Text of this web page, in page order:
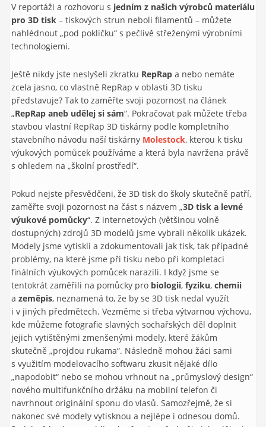
V reportáži a rozhovoru s jedním z našich výrobců materiálu
pro 3D tisk – tiskových strun neboli filamentů – můžete
nahlédnout „pod pokličku“ s pečlivě střeženými výrobními
technologiemi.
Ještě nikdy jste neslyšeli zkratku RepRap a nebo nemáte
zcela jasno, co vlastně RepRap v oblasti 3D tisku
představuje? Tak to zaměřte svoji pozornost na článek
„RepRap aneb udělej si sám“. Pokračovat pak můžete třeba
stavbou vlastní Rep­Rap 3D tiskárny podle kompletního
stavebního návodu naší tiskárny Molestock, kterou k tisku
výukových pomůcek používáme a která by­la navržena právě
s ohledem na „školní prostředí“.
Pokud nejste přesvědčeni, že 3D tisk do školy skutečně patří,
zaměřte svoji pozornost na část s názvem „3D tisk a levné
výukové pomůcky“. Z internetových (většinou volně
dostupných) zdrojů 3D modelů jsme vybrali několik ukázek.
Modely jsme vytiskli a zdokumentovali jak tisk, tak případné
problémy, na které jsme při tisku nebo při kompletaci
finálních výukových pomůcek narazili. I když jsme se
tentokrát zaměřili na pomůcky pro biologii, fyziku, chemii
a zeměpis, neznamená to, že by se 3D tisk nedal využít
i v jiných předmětech. Vezměme si třeba výtvarnou výchovu,
kde můžeme fotografie slavných sochařských děl doplnit
jejich vytištěnými zmenšenými modely, které žákům
skutečně „projdou rukama“. Následně mohou žáci sami
s využitím modelovacího softwaru zkusit nějaké dílo
„napodobit“ nebo se mohou vrhnout na „průmyslový design“
nového multifunkčního držáku na mobilní telefon či
navrhnout originální sponu do vlasů. Samozřejmě, že si
nakonec své modely vytisknou a nejlépe i odnesou domů.